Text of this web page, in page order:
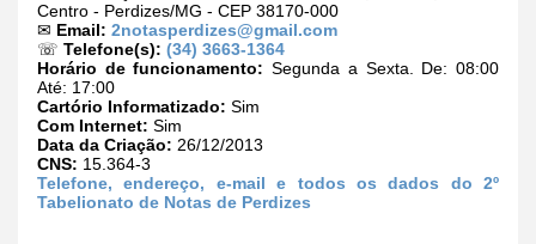
Centro - Perdizes/MG - CEP 38170-000
✉ Email: 2notasperdizes@gmail.com
☏ Telefone(s): (34) 3663-1364
Horário de funcionamento: Segunda a Sexta. De: 08:00
Até: 17:00
Cartório Informatizado: Sim
Com Internet: Sim
Data da Criação: 26/12/2013
CNS: 15.364-3
Telefone, endereço, e-mail e todos os dados do 2º
Tabelionato de Notas de Perdizes